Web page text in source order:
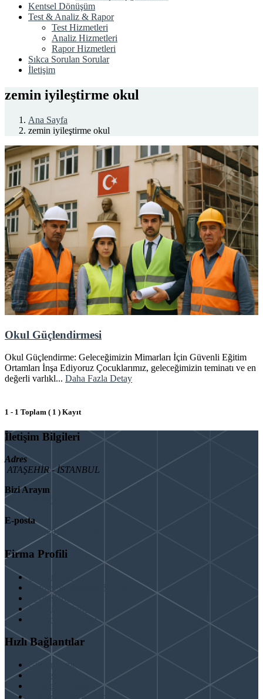
Kentsel Dönüşüm
Test & Analiz & Rapor
Test Hizmetleri
Analiz Hizmetleri
Rapor Hizmetleri
Sıkca Sorulan Sorular
İletişim
zemin iyileştirme okul
Ana Sayfa
zemin iyileştirme okul
Okul Güçlendirmesi
Okul Güçlendirme: Geleceğimizin Mimarları İçin Güvenli Eğitim
Ortamları İnşa Ediyoruz Çocuklarımız, geleceğimizin teminatı ve en
değerli varlıkl... Daha Fazla Detay
1 - 1 Toplam ( 1 ) Kayıt
İletişim Bilgileri
Adres
ATAŞEHİR - İSTANBUL
Bizi Arayın
E-posta
info@binaguclendir.com
Firma Profili
Hakkımızda
Hizmet Verdiğimiz Bölgeler
Paydaşlarımız
İş Birliği Teklifleri
Şartlar ve Koşullar
Hızlı Bağlantılar
Güçlendirme
Hizmetlerimiz
Test & Analiz & Rapor